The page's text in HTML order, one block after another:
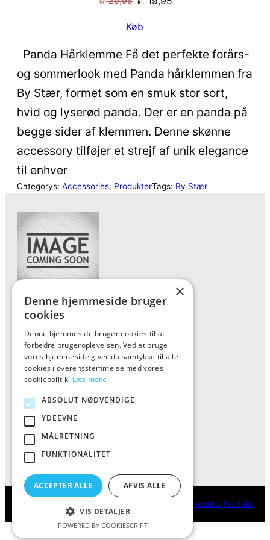
kr.
pris
var:
kr. 29,95.
er:
kr. 19,95.
Køb
Panda Hårklemme Få det perfekte forårs-
og sommerlook med Panda hårklemmen fra
By Stær, formet som en smuk stor sort,
hvid og lyserød panda. Der er en panda på
begge sider af klemmen. Denne skønne
accessory tilføjer et strejf af unik elegance
til enhver
Categorys: Accessories, ProdukterTags: By Stær
Forside
Vis alle produkter
Kontakt
Oversigt artikler
ALFA
Tlf: 7876 8672
Mail:info@al-fa.dk
Cookie- og privatlivspolitik Kontakt
×
Denne hjemmeside bruger
cookies
Denne hjemmeside bruger cookies til at
forbedre brugeroplevelsen. Ved at bruge
vores hjemmeside giver du samtykke til alle
cookies i overensstemmelse med vores
cookiepolitik. Læs mere
ABSOLUT NØDVENDIGE
YDEEVNE
MÅLRETNING
FUNKTIONALITET
ACCEPTER ALLE AFVIS ALLE
VIS DETALJER
POWERED BY COOKIESCRIPT